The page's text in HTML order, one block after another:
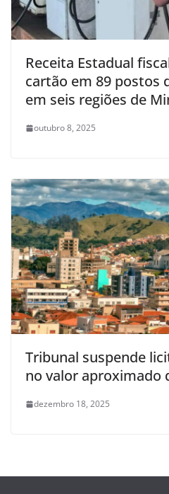
Receita Estadual
cartão em 89 postos
em seis regiões de
outubro 8, 2025
Tribunal suspende
no valor aproximado
dezembro 18, 2025